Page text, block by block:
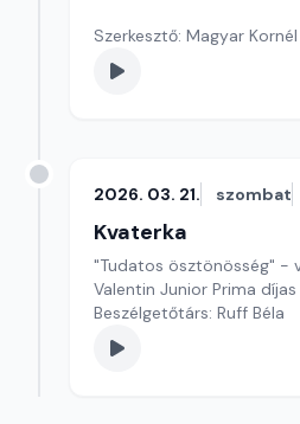
Szerkesztő: Magyar Kornél
2026. 03. 21. szombat
Kvaterka
"Tudatos ösztönösség" -
Valentin Junior Prima
Beszélgetőtárs: Ruff Béla